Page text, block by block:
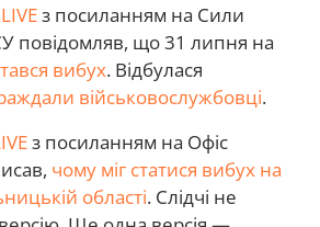
з посиланням на Сили
повідомляв, що 31 липня на
вибух. Відбулася
військовослужбовці.
з посиланням на Офіс
чому міг статися вибух на
області. Слідчі не